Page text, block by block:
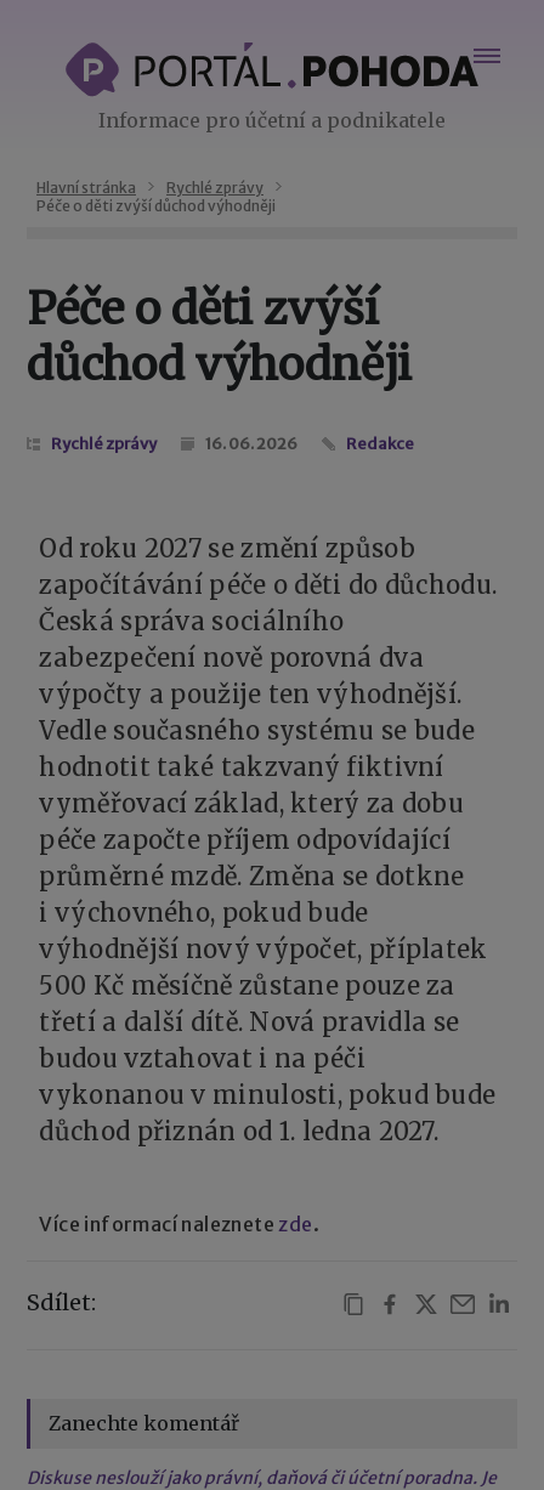
Informace pro účetní a podnikatele
Hlavní stránka
Rychlé zprávy
Péče o děti zvýší důchod výhodněji
Péče o děti zvýší
důchod výhodněji
Rychlé zprávy 16. 06. 2026 Redakce
Od roku 2027 se změní způsob
započítávání péče o děti do důchodu.
Česká správa sociálního
zabezpečení nově porovná dva
výpočty a použije ten výhodnější.
Vedle současného systému se bude
hodnotit také takzvaný fiktivní
vyměřovací základ, který za dobu
péče započte příjem odpovídající
průměrné mzdě. Změna se dotkne
i výchovného, pokud bude
výhodnější nový výpočet, příplatek
500 Kč měsíčně zůstane pouze za
třetí a další dítě. Nová pravidla se
budou vztahovat i na péči
vykonanou v minulosti, pokud bude
důchod přiznán od 1. ledna 2027.
Více informací naleznete zde.
Sdílet:
Zanechte komentář
Diskuse neslouží jako právní, daňová či účetní poradna. Je